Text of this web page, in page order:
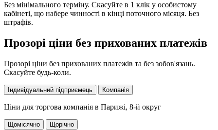
Без мінімального терміну. Скасуйте в 1 клік у особистому
кабінеті, що набере чинності в кінці поточного місяця. Без
штрафів.
Прозорі ціни без прихованих платежів
Прозорі ціни без прихованих платежів та без зобов'язань.
Скасуйте будь-коли.
Індивідуальний підприємець Компанія
Ціни для торгова компанія в Парижі, 8-й округ
Щомісячно Щорічно